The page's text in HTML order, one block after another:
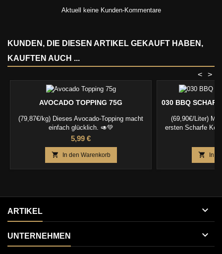
Aktuell keine Kunden-Kommentare
KUNDEN, DIE DIESEN ARTIKEL GEKAUFT HABEN,
KAUFTEN AUCH ...
>
<
AVOCADO TOPPING 75G
(79,87€/kg) Dieses Avocado-Topping macht
einfach glücklich. 🥑💚
Preis
5,99 €
 In den Warenkorb
030 BBQ
(69,90€/Liter)
ersten Scharfe
 In
ARTIKEL 
UNTERNEHMEN 